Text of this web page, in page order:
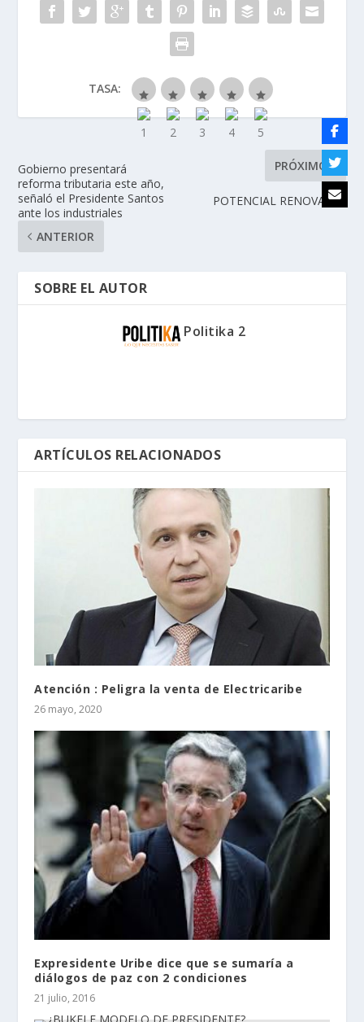
TASA:
Gobierno presentará
reforma tributaria este año,
señaló el Presidente Santos
ante los industriales
ANTERIOR
PRÓXIMO
POTENCIAL RENOVABLE
SOBRE EL AUTOR
Politika 2
ARTÍCULOS RELACIONADOS
Atención : Peligra la venta de Electricaribe
26 mayo, 2020
Expresidente Uribe dice que se sumaría a
diálogos de paz con 2 condiciones
21 julio, 2016